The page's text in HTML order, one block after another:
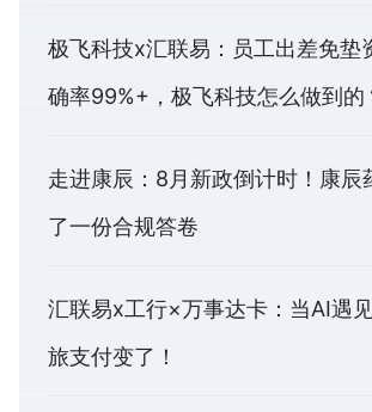
极飞科技x汇联易：员工出差免垫
确率99%+，极飞科技怎么做到的
走进康辰：8月新政倒计时！康辰
了一份合规答卷
汇联易x工行×万事达卡：当AI遇
旅支付变了！